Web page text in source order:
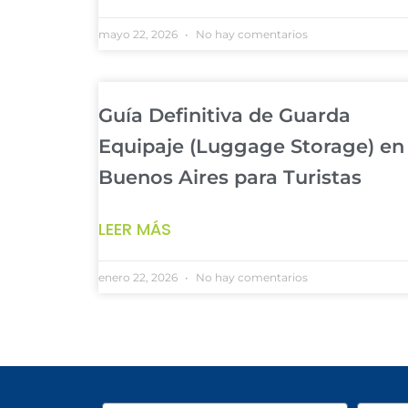
mayo 22, 2026 No hay comentarios
Guía Definitiva de Guarda
Equipaje (Luggage Storage) en
Buenos Aires para Turistas
LEER MÁS
enero 22, 2026 No hay comentarios